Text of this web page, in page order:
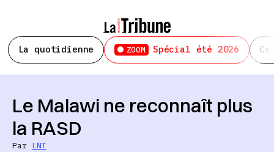
La quotidienne ZOOM Spécial été 2026
Le Malawi ne reconnaît plus
la RASD
Par LNT